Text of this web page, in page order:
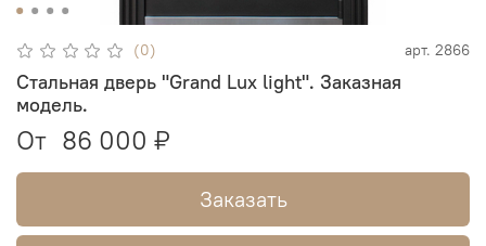
(0) арт. 2866
Стальная дверь "Grand Lux light". Заказная
модель.
От 86 000 ₽
Заказать